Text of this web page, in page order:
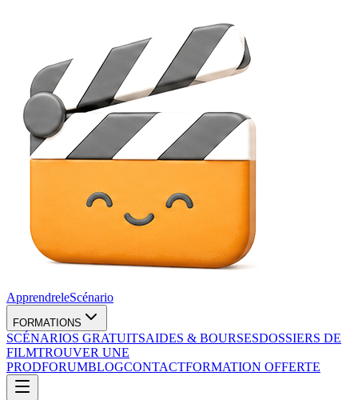
ApprendreleScénario
FORMATIONS
SCÉNARIOS GRATUITSAIDES & BOURSESDOSSIERS DE
FILMTROUVER UNE
PRODFORUMBLOGCONTACTFORMATION OFFERTE